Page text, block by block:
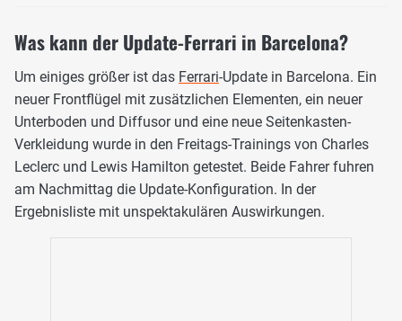
Was kann der Update-Ferrari in Barcelona?
Um einiges größer ist das Ferrari-Update in Barcelona. Ein
neuer Frontflügel mit zusätzlichen Elementen, ein neuer
Unterboden und Diffusor und eine neue Seitenkasten-
Verkleidung wurde in den Freitags-Trainings von Charles
Leclerc und Lewis Hamilton getestet. Beide Fahrer fuhren
am Nachmittag die Update-Konfiguration. In der
Ergebnisliste mit unspektakulären Auswirkungen.